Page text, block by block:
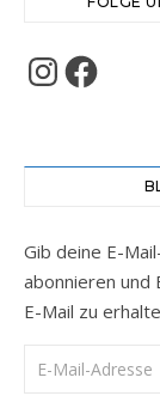
Instagram
Facebook
Gib deine E-
abonnieren und
E-Mail zu
E-Mail-Adresse